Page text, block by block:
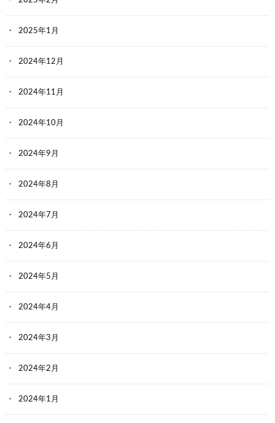
2025年1月
2024年12月
2024年11月
2024年10月
2024年9月
2024年8月
2024年7月
2024年6月
2024年5月
2024年4月
2024年3月
2024年2月
2024年1月